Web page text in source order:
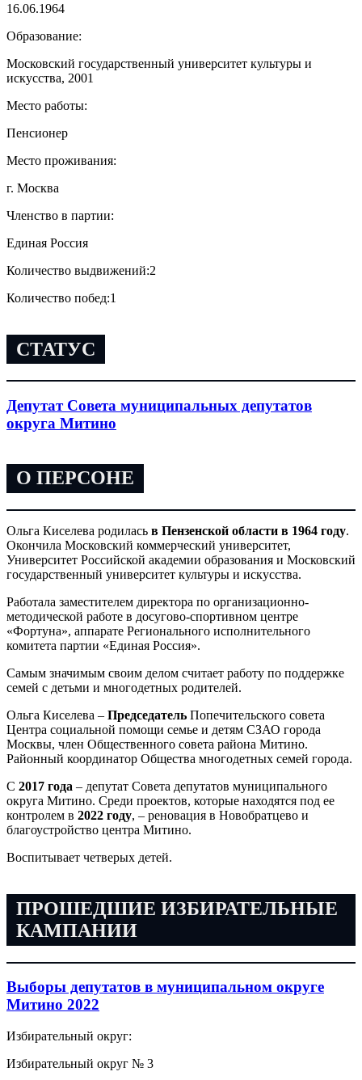
16.06.1964
Образование:
Московский государственный университет культуры и
искусства, 2001
Место работы:
Пенсионер
Место проживания:
г. Москва
Членство в партии:
Единая Россия
Количество выдвижений:2
Количество побед:1
СТАТУС
Депутат Совета муниципальных депутатов
округа Митино
О ПЕРСОНЕ
Ольга Киселева родилась в Пензенской области в 1964 году.
Окончила Московский коммерческий университет,
Университет Российской академии образования и Московский
государственный университет культуры и искусства.
Работала заместителем директора по организационно-
методической работе в досугово-спортивном центре
«Фортуна», аппарате Регионального исполнительного
комитета партии «Единая Россия».
Самым значимым своим делом считает работу по поддержке
семей с детьми и многодетных родителей.
Ольга Киселева – Председатель Попечительского совета
Центра социальной помощи семье и детям СЗАО города
Москвы, член Общественного совета района Митино.
Районный координатор Общества многодетных семей города.
С 2017 года – депутат Совета депутатов муниципального
округа Митино. Среди проектов, которые находятся под ее
контролем в 2022 году, – реновация в Новобратцево и
благоустройство центра Митино.
Воспитывает четверых детей.
ПРОШЕДШИЕ ИЗБИРАТЕЛЬНЫЕ
КАМПАНИИ
Выборы депутатов в муниципальном округе
Митино 2022
Избирательный округ:
Избирательный округ № 3